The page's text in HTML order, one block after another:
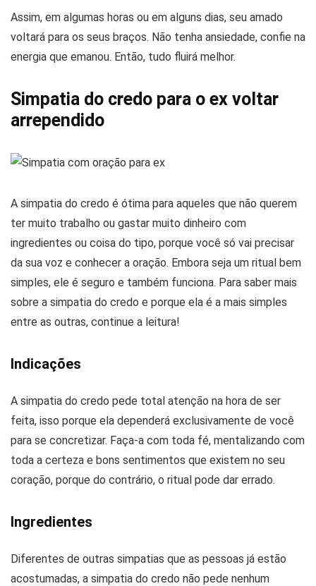
Assim, em algumas horas ou em alguns dias, seu amado
voltará para os seus braços. Não tenha ansiedade, confie na
energia que emanou. Então, tudo fluirá melhor.
Simpatia do credo para o ex voltar
arrependido
A simpatia do credo é ótima para aqueles que não querem
ter muito trabalho ou gastar muito dinheiro com
ingredientes ou coisa do tipo, porque você só vai precisar
da sua voz e conhecer a oração. Embora seja um ritual bem
simples, ele é seguro e também funciona. Para saber mais
sobre a simpatia do credo e porque ela é a mais simples
entre as outras, continue a leitura!
Indicações
A simpatia do credo pede total atenção na hora de ser
feita, isso porque ela dependerá exclusivamente de você
para se concretizar. Faça-a com toda fé, mentalizando com
toda a certeza e bons sentimentos que existem no seu
coração, porque do contrário, o ritual pode dar errado.
Ingredientes
Diferentes de outras simpatias que as pessoas já estão
acostumadas, a simpatia do credo não pede nenhum